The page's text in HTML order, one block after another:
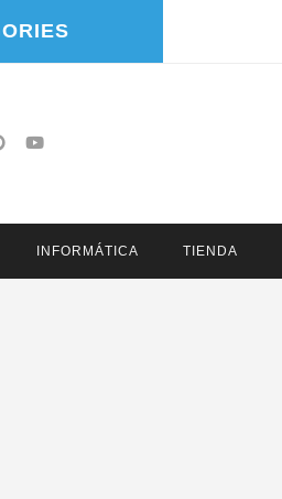
INFORMÁTICA TIENDA